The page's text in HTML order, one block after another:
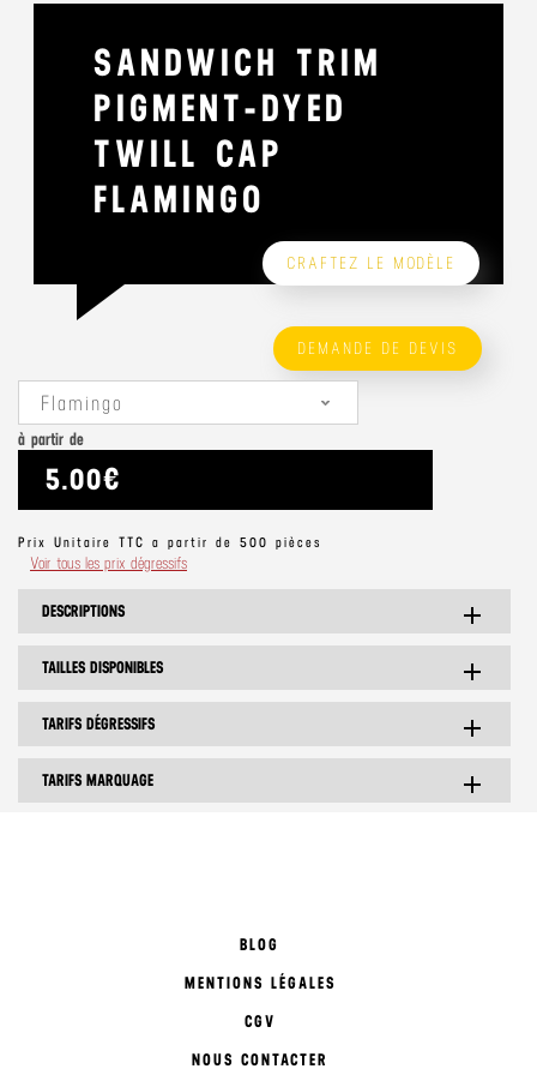
SANDWICH TRIM
PIGMENT-DYED
TWILL CAP
FLAMINGO
CRAFTEZ LE MODÈLE
DEMANDE DE DEVIS
Flamingo
à partir de
5.00€
Prix Unitaire TTC a partir de 500 pièces
Voir tous les prix dégressifs
DESCRIPTIONS add
TAILLES DISPONIBLES add
TARIFS DÉGRESSIFS add
TARIFS MARQUAGE add
BLOG
MENTIONS LÉGALES
CGV
NOUS CONTACTER